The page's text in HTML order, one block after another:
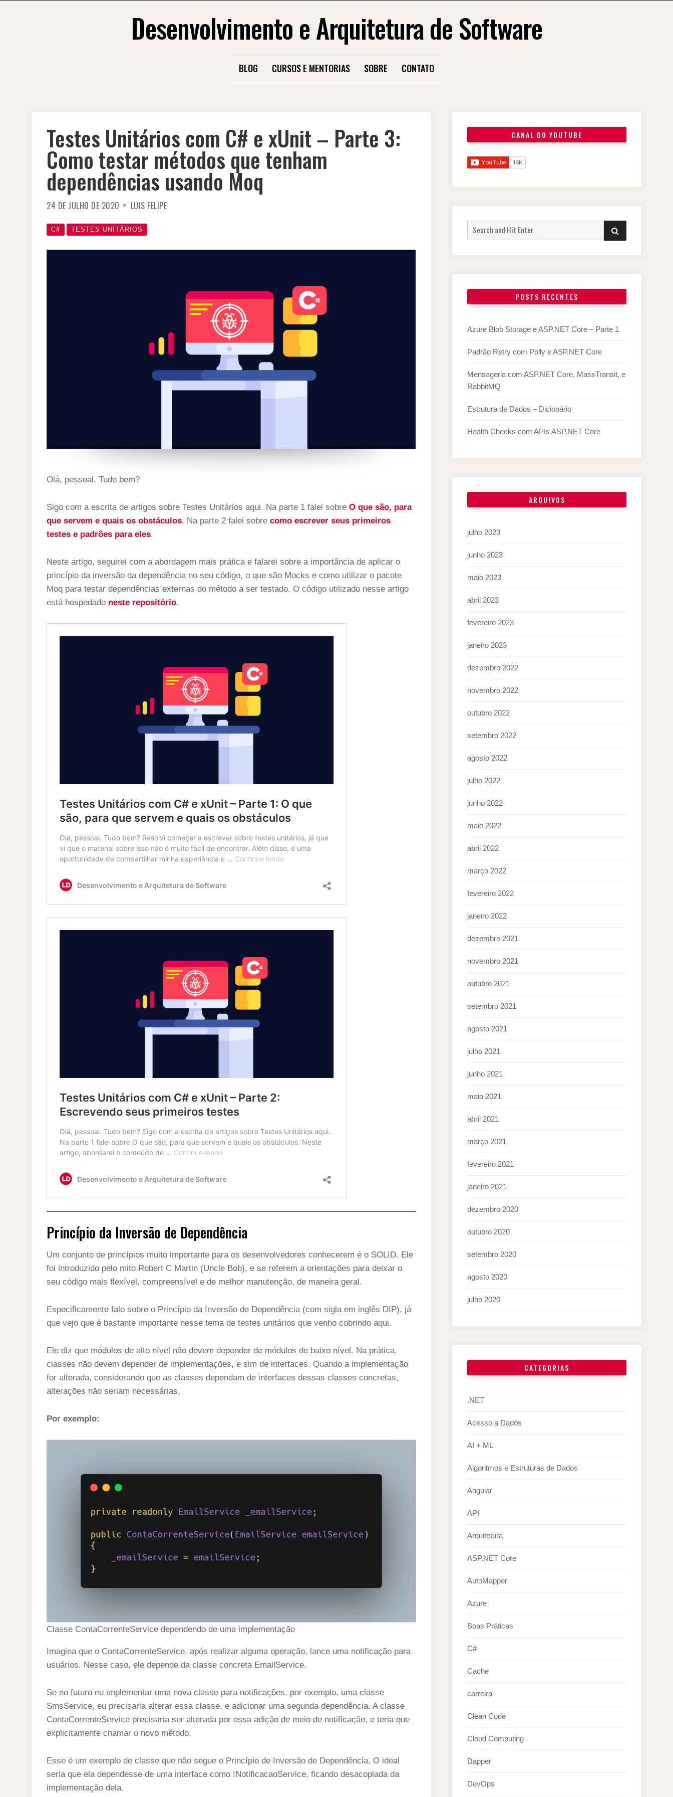
Desenvolvimento e Arquitetura de Software
BLOG CURSOS E MENTORIAS SOBRE CONTATO
Testes Unitários com C# e xUnit – Parte 3:
Como testar métodos que tenham
dependências usando Moq
24 DE JULHO DE 2020 LUIS FELIPE
C# TESTES UNITÁRIOS
Olá, pessoal. Tudo bem?
Sigo com a escrita de artigos sobre Testes Unitários aqui. Na parte 1 falei sobre O que são, para
que servem e quais os obstáculos. Na parte 2 falei sobre como escrever seus primeiros
testes e padrões para eles.
Neste artigo, seguirei com a abordagem mais prática e falarei sobre a importância de aplicar o
princípio da inversão da dependência no seu código, o que são Mocks e como utilizar o pacote
Moq para testar dependências externas do método a ser testado. O código utilizado nesse artigo
está hospedado neste repositório.
Princípio da Inversão de Dependência
Um conjunto de princípios muito importante para os desenvolvedores conhecerem é o SOLID. Ele
foi introduzido pelo mito Robert C Martin (Uncle Bob), e se referem a orientações para deixar o
seu código mais flexível, compreensível e de melhor manutenção, de maneira geral.
Especificamente falo sobre o Princípio da Inversão de Dependência (com sigla em inglês DIP), já
que vejo que é bastante importante nesse tema de testes unitários que venho cobrindo aqui.
Ele diz que módulos de alto nível não devem depender de módulos de baixo nível. Na prática,
classes não devem depender de implementações, e sim de interfaces. Quando a implementação
for alterada, considerando que as classes dependam de interfaces dessas classes concretas,
alterações não seriam necessárias.
Por exemplo:
Classe ContaCorrenteService dependendo de uma implementação
Imagina que o ContaCorrenteService, após realizar alguma operação, lance uma notificação para
usuários. Nesse caso, ele depende da classe concreta EmailService.
Se no futuro eu implementar uma nova classe para notificações, por exemplo, uma classe
SmsService, eu precisaria alterar essa classe, e adicionar uma segunda dependência. A classe
ContaCorrenteService precisaria ser alterada por essa adição de meio de notificação, e teria que
explicitamente chamar o novo método.
Esse é um exemplo de classe que não segue o Princípio de Inversão de Dependência. O ideal
seria que ela dependesse de uma interface como INotificacaoService, ficando desacoplada da
implementação dela.
CANAL DO YOUTUBE
Search
for:
SEARCH
POSTS RECENTES
Azure Blob Storage e ASP.NET Core – Parte 1
Padrão Retry com Polly e ASP.NET Core
Mensageria com ASP.NET Core, MassTransit, e
RabbitMQ
Estrutura de Dados – Dicionário
Health Checks com APIs ASP.NET Core
ARQUIVOS
julho 2023
junho 2023
maio 2023
abril 2023
fevereiro 2023
janeiro 2023
dezembro 2022
novembro 2022
outubro 2022
setembro 2022
agosto 2022
julho 2022
junho 2022
maio 2022
abril 2022
março 2022
fevereiro 2022
janeiro 2022
dezembro 2021
novembro 2021
outubro 2021
setembro 2021
agosto 2021
julho 2021
junho 2021
maio 2021
abril 2021
março 2021
fevereiro 2021
janeiro 2021
dezembro 2020
outubro 2020
setembro 2020
agosto 2020
julho 2020
CATEGORIAS
.NET
Acesso a Dados
AI + ML
Algoritmos e Estruturas de Dados
Angular
API
Arquitetura
ASP.NET Core
AutoMapper
Azure
Boas Práticas
C#
Cache
carreira
Clean Code
Cloud Computing
Dapper
DevOps